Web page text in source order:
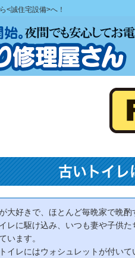
<誠住宅設備>へ！
古いトイレ
大好きで、ほとんど毎晩家で晩
レに駆け込み、いつも妻や子供
います。
イレにはウォシュレットが付い